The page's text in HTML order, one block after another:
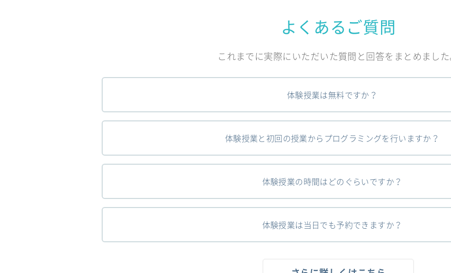
よくあるご質問
これまでに実際にいただいた質問と回答をまとめまし
体験授業は無料ですか？
体験授業と初回の授業からプログラミングを行いますか？
体験授業の時間はどのぐらいですか？
体験授業は当日でも予約できますか？